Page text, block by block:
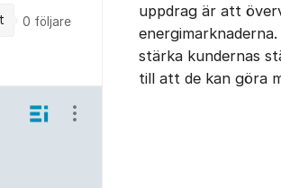
0 följare
Visa/dölj inställningar för inlägg/
uppdrag är att
stärka kundernas
till att de kan göra